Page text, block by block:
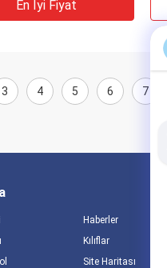
En Iyi Fiyat
3 4 5 6 7
Haberler
Kılıflar
Site Haritası